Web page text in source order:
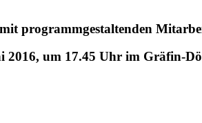
programmgestaltenden
um 17.45 Uhr im Gräfin-